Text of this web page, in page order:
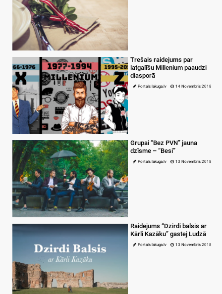
Trešais raidejums par
latgalīšu Millenium paaudzi
diasporā
Portals lakuga.lv 14 Novembris 2018
Grupai “Bez PVN” jauna
dzīsme – “Besi”
Portals lakuga.lv 13 Novembris 2018
Raidejums “Dzirdi balsis ar
Kārli Kazāku” gastej Ludzā
Portals lakuga.lv 13 Novembris 2018